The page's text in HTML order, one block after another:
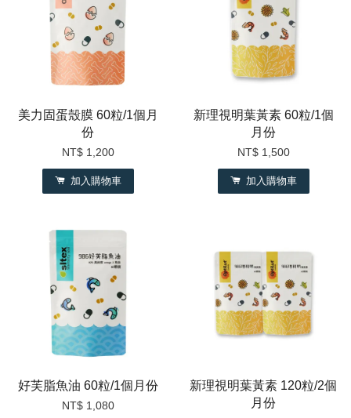
美力固蛋殼膜 60粒/1個月
份
NT$ 1,200
加入購物車
新理視明葉黃素 60粒/1個
月份
NT$ 1,500
加入購物車
好芙脂魚油 60粒/1個月份
NT$ 1,080
新理視明葉黃素 120粒/2個
月份